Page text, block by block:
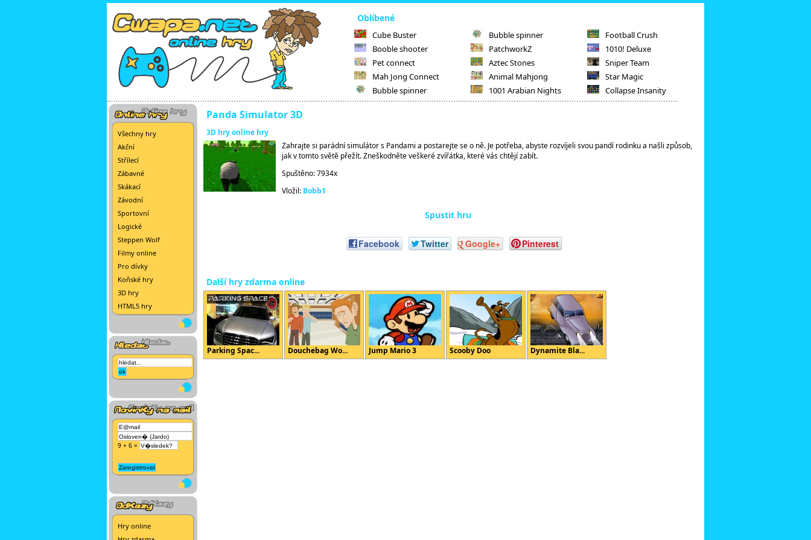
Oblíbené
Cube Buster
Booble shooter
Pet connect
Mah Jong Connect
Bubble spinner
Bubble spinner
PatchworkZ
Aztec Stones
Animal Mahjong
1001 Arabian Nights
Football Crush
1010! Deluxe
Sniper Team
Star Magic
Collapse Insanity
Všechny hry
Akční
Střílecí
Zábavné
Skákací
Závodní
Sportovní
Logické
Steppen Wolf
Filmy online
Pro dívky
Koňské hry
3D hry
HTML5 hry
9 + 6 =
Hry online
Panda Simulator 3D
3D hry online hry
Zahrajte si parádní simulátor s Pandami a postarejte se o ně. Je potřeba, abyste rozvíjeli svou pandí rodinku a našli způsob,
jak v tomto světě přežít. Zneškodněte veškeré zvířátka, které vás chtějí zabít.
Spuštěno: 7934x
Vložil: Bobb1
Spustit hru
Facebook Twitter Google+ Pinterest
Další hry zdarma online
Parking Spac... Douchebag Wo... Jump Mario 3 Scooby Doo Dynamite Bla...